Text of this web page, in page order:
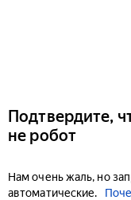
Подтвердите,
не робот
Нам очень жаль, но
автоматические.